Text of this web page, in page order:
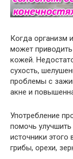
Когда организм
может
кожей.
сухость,
проблемы с
акне и
Употребление
помочь
источники
грибы, орехи,